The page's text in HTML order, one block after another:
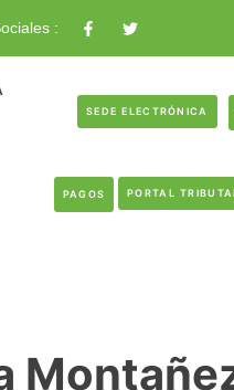
:
SEDE ELECTRÓNICA
PAGOS PORTAL